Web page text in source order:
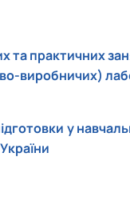
та практичних
виробничих)
у